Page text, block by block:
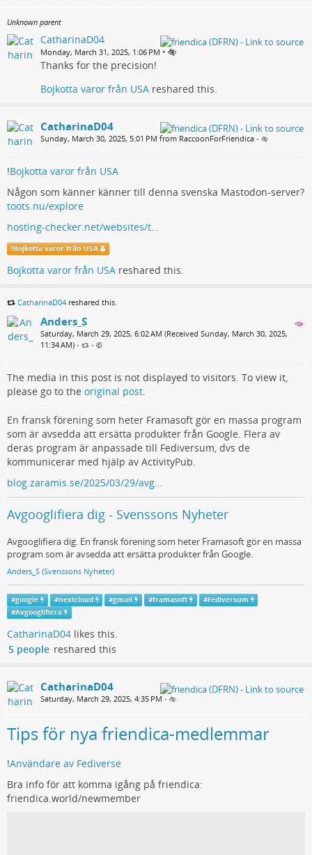
Unknown parent
CatharinaD04
Monday, March 31, 2025, 1:06 PM •
Thanks for the precision!
Bojkotta varor från USA reshared this.
CatharinaD04
Sunday, March 30, 2025, 5:01 PM from RaccoonForFriendica •
!Bojkotta varor från USA
Någon som känner känner till denna svenska Mastodon-server?
toots.nu/explore
hosting-checker.net/websites/t…
!Bojkotta varor från USA
Bojkotta varor från USA reshared this.
CatharinaD04 reshared this.
Anders_S
Saturday, March 29, 2025, 6:02 AM (Received Sunday, March 30, 2025,
11:34 AM) • •
The media in this post is not displayed to visitors. To view it,
please go to the original post.
En fransk förening som heter Framasoft gör en massa program
som är avsedda att ersätta produkter från Google. Flera av
deras program är anpassade till Fediversum, dvs de
kommunicerar med hjälp av ActivityPub.
blog.zaramis.se/2025/03/29/avg…
Avgooglifiera dig - Svenssons Nyheter
Avgooglifiera dig. En fransk förening som heter Framasoft gör en massa
program som är avsedda att ersätta produkter från Google.
Anders_S (Svenssons Nyheter)
#google #nextcloud #gmail #framasoft #Fediversum
#Avgooglifiera
CatharinaD04 likes this.
5 people reshared this
CatharinaD04
Saturday, March 29, 2025, 4:35 PM •
Tips för nya friendica-medlemmar
!Användare av Fediverse
Bra info för att komma igång på friendica:
friendica.world/newmember